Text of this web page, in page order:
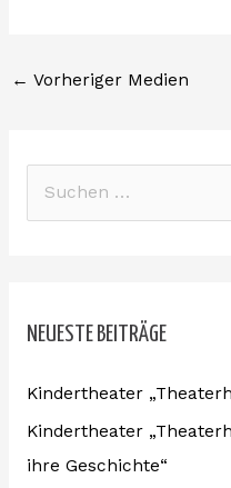
k
← Vorheriger Medien
e
n
a
c
NEUESTE BEITRÄGE
Kindertheater
Kindertheater
ihre Geschichte“